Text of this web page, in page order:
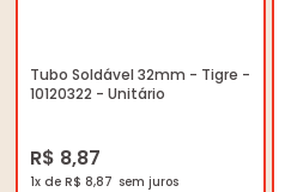
Tubo Soldável 32mm - Tigre -
10120322 - Unitário
R$ 8,87
1x de R$ 8,87